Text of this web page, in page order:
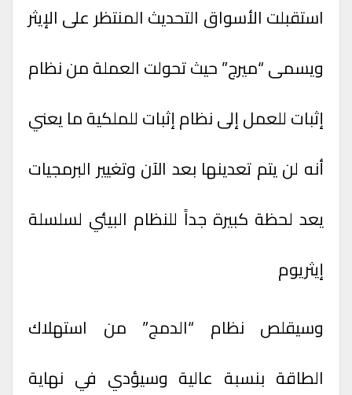
استقبلت الأسواق التحديث المنتظر على الإيثر
ويسمى “ميرج” حيث تحولت العملة من نظام
إثبات للعمل إلى نظام إثبات للملكية ما يعني
أنه لن يتم تعدينها بعد الآن وتغيير البرمجيات
يعد لحظة كبيرة جداً للنظام البيئي لسلسلة
إيثريوم
وسيقلص نظام “الدمج” من استهلاك
الطاقة بنسبة عالية وسيؤدي في نهاية